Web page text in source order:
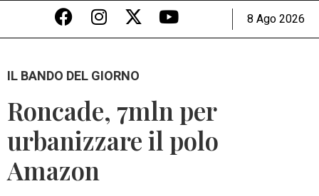
8 Ago 2026
IL BANDO DEL GIORNO
Roncade, 7mln per
urbanizzare il polo
Amazon